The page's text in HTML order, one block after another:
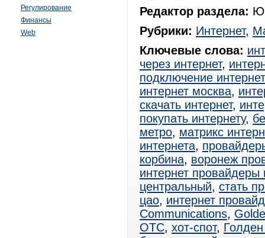
Регулирование
Финансы
Web
Редактор раздела:
Рубрики: Интернет,
Ключевые слова:
через интернет,
подключение
интернет москва,
скачать интернет,
покупать интернету,
метро, матрикс
интернета,
корбина, воронеж
интернет провайдеры
центральный, стать
цао, интернет
Communications,
ОТС, хот-спот,